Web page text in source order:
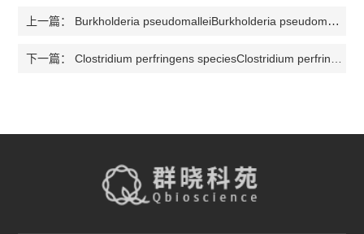
上一篇： Burkholderia pseudomalleiBurkholderia pseudomallei 类鼻疽伯克氏菌生物威胁检测试剂盒
下一篇： Clostridium perfringens speciesClostridium perfringens species 梭状芽胞杆菌生物威胁检测试剂盒